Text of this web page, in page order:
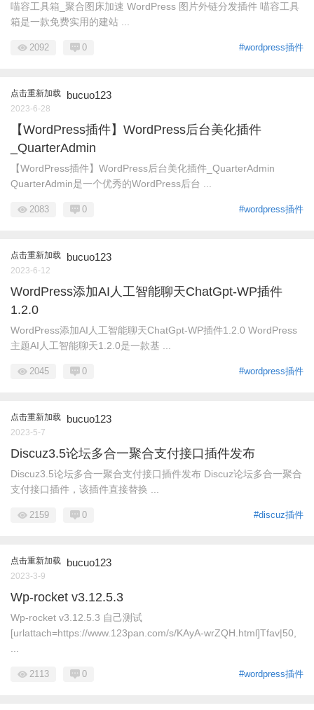
喵容工具箱_聚合图床加速 WordPress 图片外链分发插件 喵容工具
箱是一款免费实用的建站 ...
#wordpress插件
2092 0
点击重新加载 bucuo123
2023-6-28
【WordPress插件】WordPress后台美化插件
_QuarterAdmin
【WordPress插件】WordPress后台美化插件_QuarterAdmin
QuarterAdmin是一个优秀的WordPress后台 ...
#wordpress插件
2083 0
点击重新加载 bucuo123
2023-6-12
WordPress添加AI人工智能聊天ChatGpt-WP插件
1.2.0
WordPress添加AI人工智能聊天ChatGpt-WP插件1.2.0 WordPress
主题AI人工智能聊天1.2.0是一款基 ...
#wordpress插件
2045 0
点击重新加载 bucuo123
2023-5-7
Discuz3.5论坛多合一聚合支付接口插件发布
Discuz3.5论坛多合一聚合支付接口插件发布 Discuz论坛多合一聚合
支付接口插件，该插件直接替换 ...
#discuz插件
2159 0
点击重新加载 bucuo123
2023-3-9
Wp-rocket v3.12.5.3
Wp-rocket v3.12.5.3 自己测试
[urlattach=https://www.123pan.com/s/KAyA-wrZQH.html]Tfav|50,
#wordpress插件
2113 0